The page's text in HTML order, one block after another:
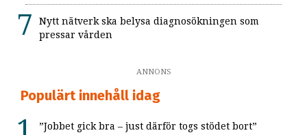
Nytt nätverk ska belysa diagnosökningen som
pressar vården
ANNONS
Populärt innehåll idag
”Jobbet gick bra – just därför togs stödet bort”